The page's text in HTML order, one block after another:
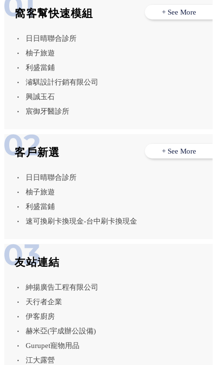
窩客幫快速模組
日日晴聯合診所
柚子旅遊
利盛當鋪
濬騏設計行銷有限公司
興誠玉石
宸御牙醫診所
+ See More
客戶新選
日日晴聯合診所
柚子旅遊
利盛當鋪
速可換刷卡換現金-台中刷卡換現金
+ See More
友站連結
紳揚廣告工程有限公司
天行者企業
伊客廚房
赫米亞(宇成辦公設備)
Gurupet寵物用品
江大露營